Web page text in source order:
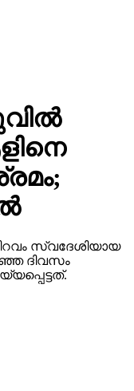
സ്വദേശിയായ
ദിവസം